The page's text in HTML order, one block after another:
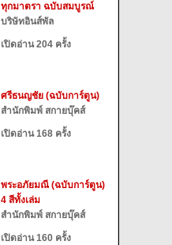
ทุกมาตรา ฉบับสมบูรณ์
บริษัทอินส์พัล
เปิดอ่าน 204 ครั้ง
ศรีธนญชัย (ฉบับการ์ตูน)
สำนักพิมพ์ สกายบุ๊คส์
เปิดอ่าน 168 ครั้ง
พระอภัยมณี (ฉบับการ์ตูน)
4 สีทั้งเล่ม
สำนักพิมพ์ สกายบุ๊คส์
เปิดอ่าน 160 ครั้ง